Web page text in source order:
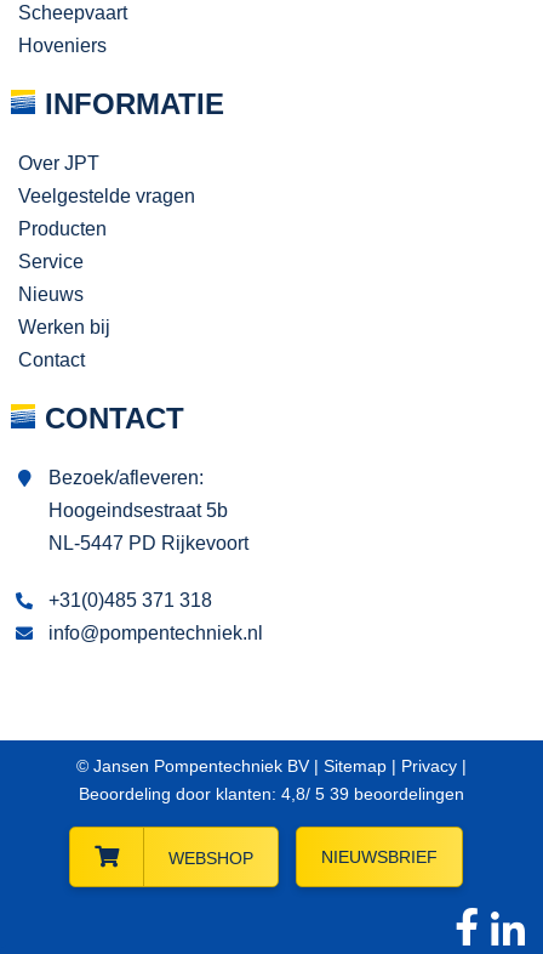
Scheepvaart
Hoveniers
INFORMATIE
Over JPT
Veelgestelde vragen
Producten
Service
Nieuws
Werken bij
Contact
CONTACT
Bezoek/afleveren:
Hoogeindsestraat 5b
NL-5447 PD Rijkevoort
+31(0)485 371 318
info@pompentechniek.nl
© Jansen Pompentechniek BV | Sitemap | Privacy |
Beoordeling door klanten: 4,8/ 5 39 beoordelingen
WEBSHOP NIEUWSBRIEF